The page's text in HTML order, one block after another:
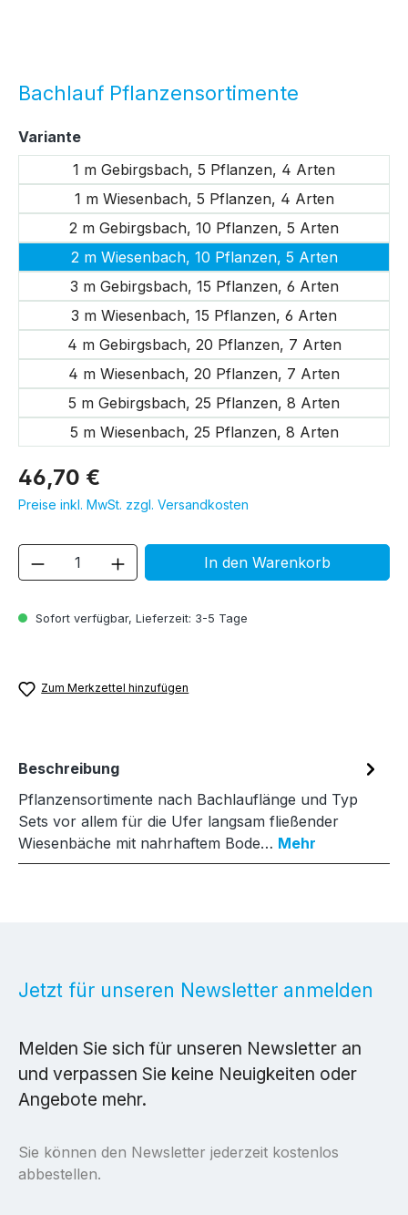
Bachlauf Pflanzensortimente
46,70 €
Preise inkl. MwSt. zzgl. Versandkosten
Sofort verfügbar, Lieferzeit: 3-5 Tage
Varianteauswählen
1 m Gebirgsbach, 5 Pflanzen, 4 Arten
1 m Wiesenbach, 5 Pflanzen, 4 Arten
2 m Gebirgsbach, 10 Pflanzen, 5 Arten
2 m Wiesenbach, 10 Pflanzen, 5 Arten
3 m Gebirgsbach, 15 Pflanzen, 6 Arten
3 m Wiesenbach, 15 Pflanzen, 6 Arten
4 m Gebirgsbach, 20 Pflanzen, 7 Arten
4 m Wiesenbach, 20 Pflanzen, 7 Arten
5 m Gebirgsbach, 25 Pflanzen, 8 Arten
5 m Wiesenbach, 25 Pflanzen, 8 Arten
Produkt Anzahl: Gib denIn den Warenkorb
Zum Merkzettel hinzufügen
Beschreibung
Pflanzensortimente nach Bachlauflänge und Typ
Sets vor allem für die Ufer langsam fließender
Wiesenbäche mit nahrhaftem Bode… Mehr
Jetzt für unseren Newsletter anmelden
Melden Sie sich für unseren Newsletter an
und verpassen Sie keine Neuigkeiten oder
Angebote mehr.
Sie können den Newsletter jederzeit kostenlos
abbestellen.